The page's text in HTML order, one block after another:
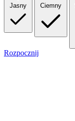
Jasny Ciemny
Rozpocznij